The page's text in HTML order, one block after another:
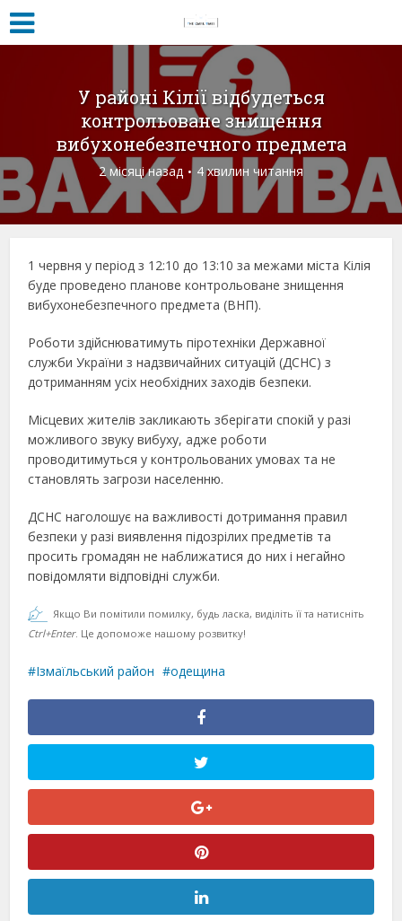
У районі Кілії відбудеться
контрольоване знищення
вибухонебезпечного предмета
2 місяці назад 4 хвилин читання
1 червня у період з 12:10 до 13:10 за межами міста Кілія
буде проведено планове контрольоване знищення
вибухонебезпечного предмета (ВНП).
Роботи здійснюватимуть піротехніки Державної
служби України з надзвичайних ситуацій (ДСНС) з
дотриманням усіх необхідних заходів безпеки.
Місцевих жителів закликають зберігати спокій у разі
можливого звуку вибуху, адже роботи
проводитимуться у контрольованих умовах та не
становлять загрози населенню.
ДСНС наголошує на важливості дотримання правил
безпеки у разі виявлення підозрілих предметів та
просить громадян не наближатися до них і негайно
повідомляти відповідні служби.
Якщо Ви помітили помилку, будь ласка, виділіть її та натисніть
Ctrl+Enter. Це допоможе нашому розвитку!
Ізмаїльський район одещина